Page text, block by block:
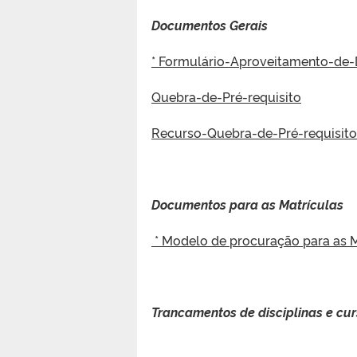
Documentos Gerais
* Formulário-Aproveitamento-de-
Quebra-de-Pré-requisito
Recurso-Quebra-de-Pré-requisito
Documentos para as Matrículas
* Modelo de procuração para as
Trancamentos de disciplinas e